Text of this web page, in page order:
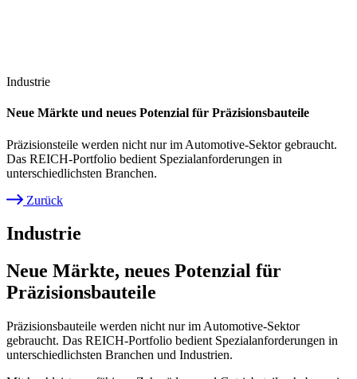
Industrie
Neue Märkte und neues Potenzial für Präzisionsbauteile
Präzisionsteile werden nicht nur im Automotive-Sektor gebraucht.
Das REICH-Portfolio bedient Spezialanforderungen in
unterschiedlichsten Branchen.
Zurück
Industrie
Neue Märkte, neues Potenzial für
Präzisionsbauteile
Präzisionsbauteile werden nicht nur im Automotive-Sektor
gebraucht. Das REICH-Portfolio bedient Spezialanforderungen in
unterschiedlichsten Branchen und Industrien.